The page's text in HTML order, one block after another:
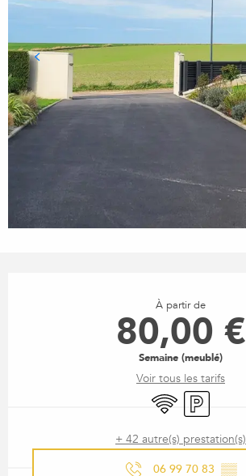
À partir de
80,00 €
Semaine (meublé)
Voir tous les tarifs
WiFi Parking
+ 42 autre(s) prestation(s)
06 99 70 83 ▒▒